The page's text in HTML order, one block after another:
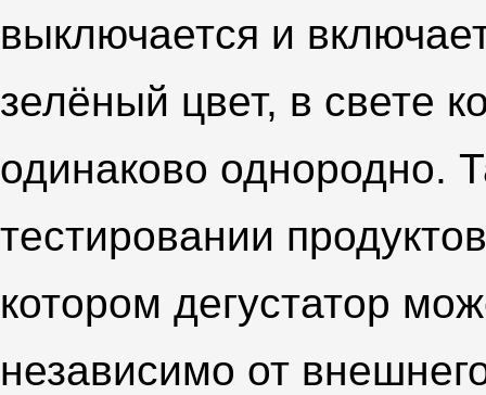
выключается и
зелёный цвет, в свете
одинаково однородно.
тестировании
котором дегустатор
независимо от